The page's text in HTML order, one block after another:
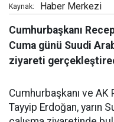
Kaynak: Haber Merkezi
Cumhurbaşkanı
Cuma günü Suudi
ziyareti
Cumhurbaşkanı ve AK
Tayyip Erdoğan, yarın